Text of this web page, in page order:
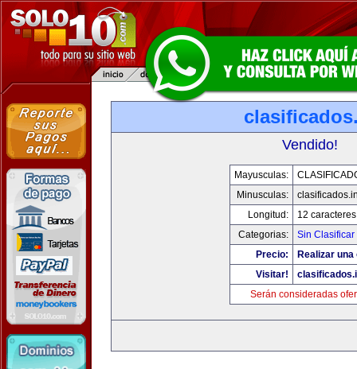
Vendido!
Mayusculas:
Minusculas:
Longitud:
12 caracteres
Categorias:
Sin Clasificar
Precio:
Realizar
Visitar!
Serán consideradas